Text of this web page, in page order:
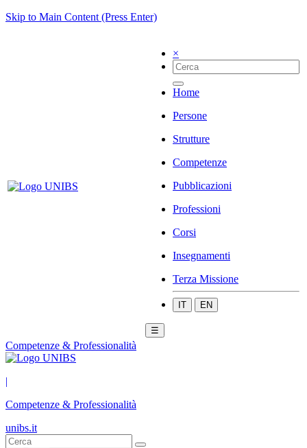
Skip to Main Content (Press Enter)
×
Home
Persone
Strutture
Competenze
Pubblicazioni
Professioni
Corsi
Insegnamenti
Terza Missione
IT EN
☰
Competenze & Professionalità
|
Competenze & Professionalità
unibs.it